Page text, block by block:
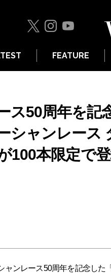
FEATURE
ス50周年を記
シャンレース
100本限定で
ャンレース50周年を記念した